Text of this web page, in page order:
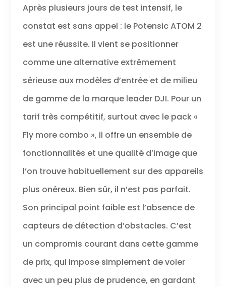
Après plusieurs jours de test intensif, le
constat est sans appel : le Potensic ATOM 2
est une réussite. Il vient se positionner
comme une alternative extrêmement
sérieuse aux modèles d’entrée et de milieu
de gamme de la marque leader DJI. Pour un
tarif très compétitif, surtout avec le pack «
Fly more combo », il offre un ensemble de
fonctionnalités et une qualité d’image que
l’on trouve habituellement sur des appareils
plus onéreux. Bien sûr, il n’est pas parfait.
Son principal point faible est l’absence de
capteurs de détection d’obstacles. C’est
un compromis courant dans cette gamme
de prix, qui impose simplement de voler
avec un peu plus de prudence, en gardant